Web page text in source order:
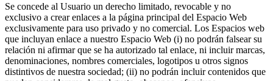
Se concede al Usuario un derecho limitado, revocable y no
exclusivo a crear enlaces a la página principal del Espacio Web
exclusivamente para uso privado y no comercial. Los Espacios web
que incluyan enlace a nuestro Espacio Web (i) no podrán falsear su
relación ni afirmar que se ha autorizado tal enlace, ni incluir marcas,
denominaciones, nombres comerciales, logotipos u otros signos
distintivos de nuestra sociedad; (ii) no podrán incluir contenidos que